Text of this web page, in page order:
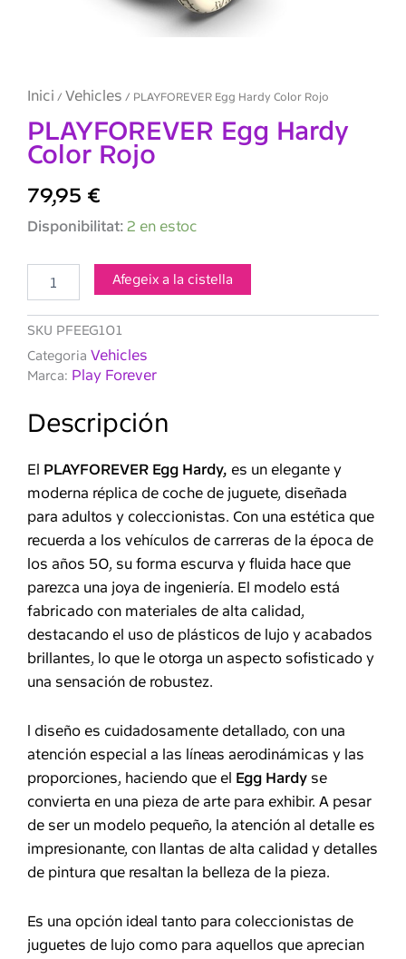
Inici / Vehicles / PLAYFOREVER Egg Hardy Color Rojo
PLAYFOREVER Egg Hardy
Color Rojo
79,95 €
Disponibilitat: 2 en estoc
quantitat
Hardy
Color
Rojo
Afegeix a la cistella
SKU PFEEG101
Categoria Vehicles
Marca: Play Forever
Descripción
El PLAYFOREVER Egg Hardy, es un elegante y
moderna réplica de coche de juguete, diseñada
para adultos y coleccionistas. Con una estética que
recuerda a los vehículos de carreras de la época de
los años 50, su forma escurva y fluida hace que
parezca una joya de ingeniería. El modelo está
fabricado con materiales de alta calidad,
destacando el uso de plásticos de lujo y acabados
brillantes, lo que le otorga un aspecto sofisticado y
una sensación de robustez.
l diseño es cuidadosamente detallado, con una
atención especial a las líneas aerodinámicas y las
proporciones, haciendo que el Egg Hardy se
convierta en una pieza de arte para exhibir. A pesar
de ser un modelo pequeño, la atención al detalle es
impresionante, con llantas de alta calidad y detalles
de pintura que resaltan la belleza de la pieza.
Es una opción ideal tanto para coleccionistas de
juguetes de lujo como para aquellos que aprecian